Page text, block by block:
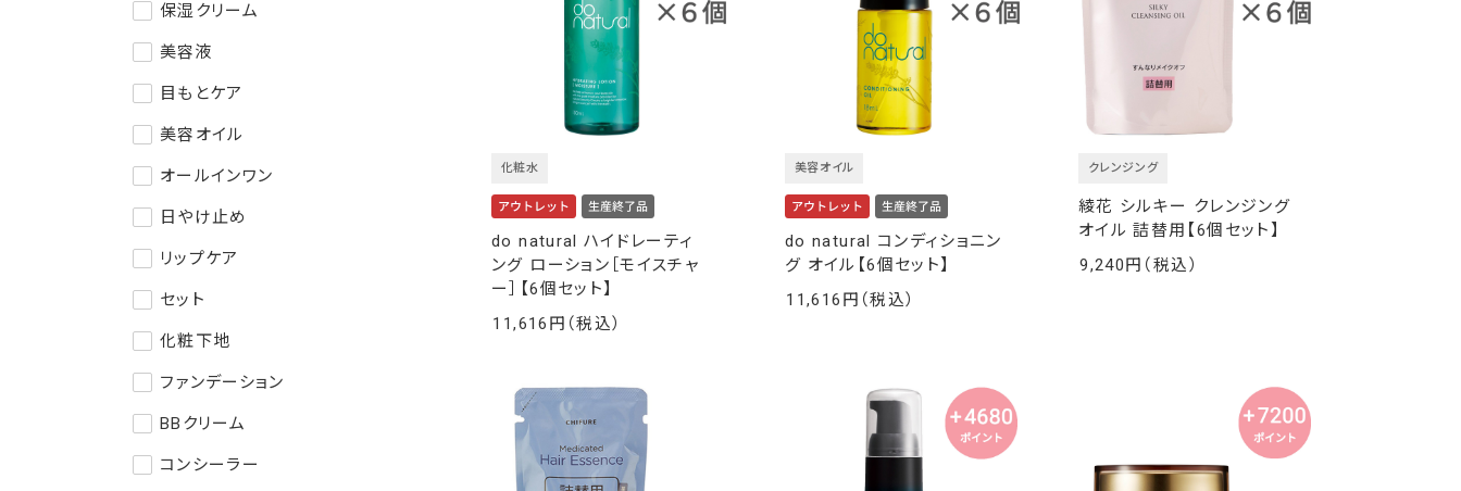
保湿クリーム
美容液
目もとケア
美容オイル
オールインワン
日やけ止め
リップケア
セット
化粧下地
ファンデーション
BBクリーム
コンシーラー
do natural ハイドレーティ
ング ローション［モイスチャ
ー］【6個セット】
化粧水
11,616
do natural コンディショニン
グ オイル【6個セット】
美容オイル
11,616
綾花 シルキー クレンジング
オイル 詰替用【6個セット】
クレンジング
9,240